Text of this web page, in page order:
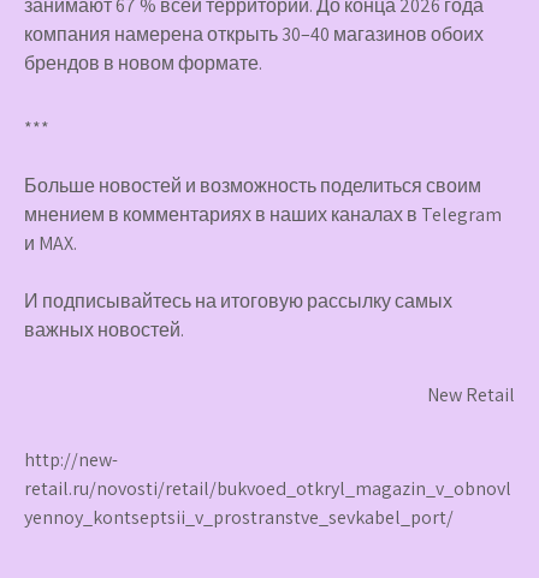
занимают 67 % всей территории. До конца 2026 года
компания намерена открыть 30–40 магазинов обоих
брендов в новом формате.
***
Больше новостей и возможность поделиться своим
мнением в комментариях в наших каналах в Telegram
и MAX.
И подписывайтесьна итоговую рассылку самых
важных новостей.
New Retail
http://new-
retail.ru/novosti/retail/bukvoed_otkryl_magazin_v_obnovl
yennoy_kontseptsii_v_prostranstve_sevkabel_port/